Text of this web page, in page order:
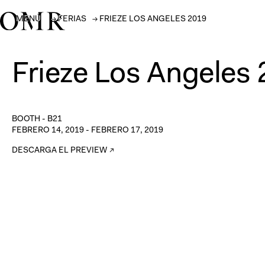
MENÚ →FERIAS → FRIEZE LOS ANGELES 2019
Frieze Los Angeles
BOOTH - B21
FEBRERO 14, 2019 - FEBRERO 17, 2019
DESCARGA EL PREVIEW ↗